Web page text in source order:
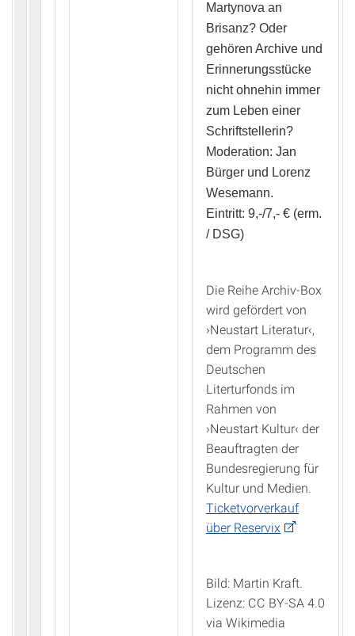
Martynova an
Brisanz? Oder
gehören Archive und
Erinnerungsstücke
nicht ohnehin immer
zum Leben einer
Schriftstellerin?
Moderation: Jan
Bürger und Lorenz
Wesemann.
Eintritt: 9,-/7,- € (erm.
/ DSG)
Die Reihe Archiv-Box
wird gefördert von
›Neustart Literatur‹,
dem Programm des
Deutschen
Literturfonds im
Rahmen von
›Neustart Kultur‹ der
Beauftragten der
Bundesregierung für
Kultur und Medien.
Ticketvorverkauf
über Reservix
Bild: Martin Kraft.
Lizenz: CC BY-SA 4.0
via Wikimedia